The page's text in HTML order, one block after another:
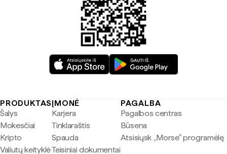
PRODUKTAS
Šalys
Mokesčiai
Kripto
Valiutų keityklė
ĮMONĖ
Karjera
Tinklaraštis
Spauda
Teisiniai dokumentai
PAGALBA
Pagalbos centras
Būsena
Atsisiųsk „Morse" programėlę